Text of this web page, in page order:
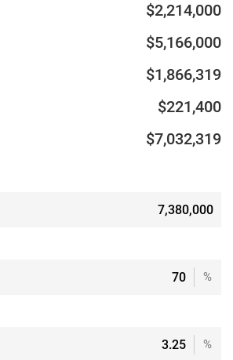
$2,214,000
$5,166,000
$1,866,319
$221,400
$7,032,319
%
%